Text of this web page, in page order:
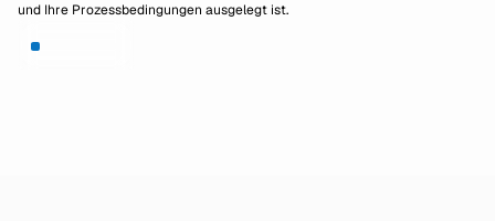
und Ihre Prozessbedingungen ausgelegt ist.